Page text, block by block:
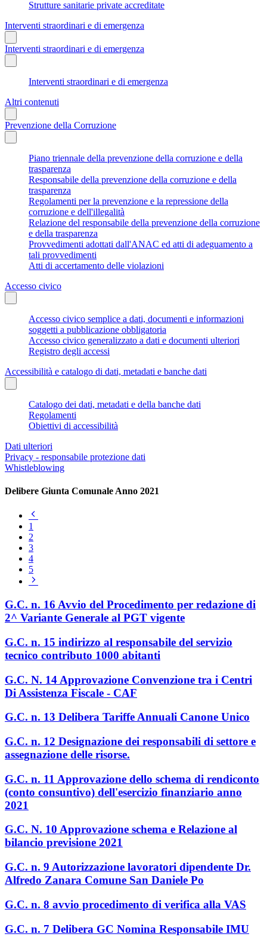
Strutture sanitarie private accreditate
Interventi straordinari e di emergenza
Interventi straordinari e di emergenza
Interventi straordinari e di emergenza
Altri contenuti
Prevenzione della Corruzione
Piano triennale della prevenzione della corruzione e della
trasparenza
Responsabile della prevenzione della corruzione e della
trasparenza
Regolamenti per la prevenzione e la repressione della
corruzione e dell'illegalità
Relazione del responsabile della prevenzione della corruzione
e della trasparenza
Provvedimenti adottati dall'ANAC ed atti di adeguamento a
tali provvedimenti
Atti di accertamento delle violazioni
Accesso civico
Accesso civico semplice a dati, documenti e informazioni
soggetti a pubblicazione obbligatoria
Accesso civico generalizzato a dati e documenti ulteriori
Registro degli accessi
Accessibilità e catalogo di dati, metadati e banche dati
Catalogo dei dati, metadati e della banche dati
Regolamenti
Obiettivi di accessibilità
Dati ulteriori
Privacy - responsabile protezione dati
Whistleblowing
Delibere Giunta Comunale Anno 2021
1
2
3
4
5
G.C. n. 16 Avvio del Procedimento per redazione di
2^ Variante Generale al PGT vigente
G.C. n. 15 indirizzo al responsabile del servizio
tecnico contributo 1000 abitanti
G.C. N. 14 Approvazione Convenzione tra i Centri
Di Assistenza Fiscale - CAF
G.C. n. 13 Delibera Tariffe Annuali Canone Unico
G.C. n. 12 Designazione dei responsabili di settore e
assegnazione delle risorse.
G.C. n. 11 Approvazione dello schema di rendiconto
(conto consuntivo) dell'esercizio finanziario anno
2021
G.C. N. 10 Approvazione schema e Relazione al
bilancio previsione 2021
G.C. n. 9 Autorizzazione lavoratori dipendente Dr.
Alfredo Zanara Comune San Daniele Po
G.C. n. 8 avvio procedimento di verifica alla VAS
G.C. n. 7 Delibera GC Nomina Responsabile IMU